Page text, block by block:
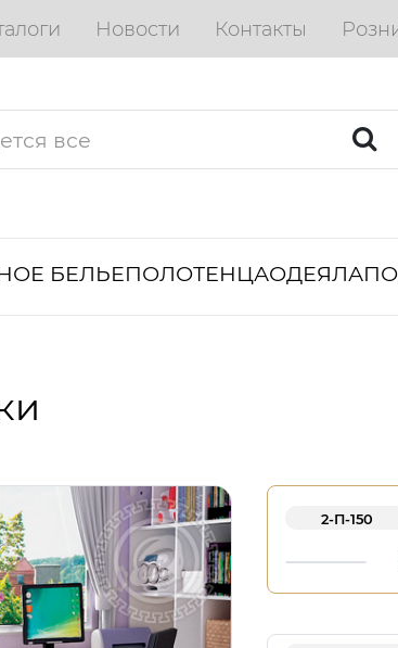
Новости Контакты
БЕЛЬЕПОЛОТЕНЦАОДЕЯЛА
2-П-150